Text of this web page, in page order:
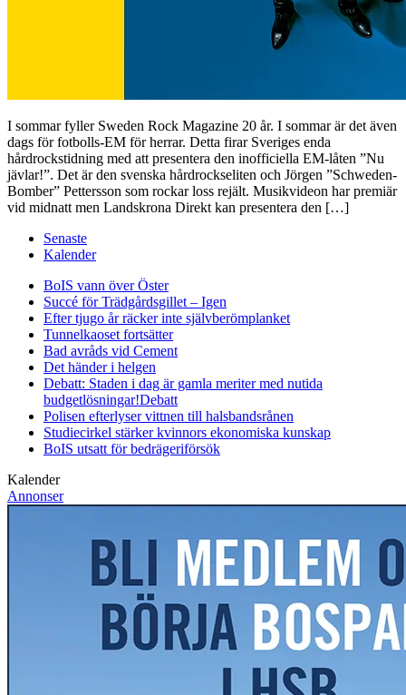
I sommar fyller Sweden Rock Magazine 20 år. I sommar är det även
dags för fotbolls-EM för herrar. Detta firar Sveriges enda
hårdrockstidning med att presentera den inofficiella EM-låten ”Nu
jävlar!”. Det är den svenska hårdrockseliten och Jörgen ”Schweden-
Bomber” Pettersson som rockar loss rejält. Musikvideon har premiär
vid midnatt men Landskrona Direkt kan presentera den […]
Senaste
Kalender
BoIS vann över Öster
Succé för Trädgårdsgillet – Igen
Efter tjugo år räcker inte självberömplanket
Tunnelkaoset fortsätter
Bad avråds vid Cement
Det händer i helgen
Debatt: Staden i dag är gamla meriter med nutida
budgetlösningar!Debatt
Polisen efterlyser vittnen till halsbandsrånen
Studiecirkel stärker kvinnors ekonomiska kunskap
BoIS utsatt för bedrägeriförsök
Kalender
Annonser